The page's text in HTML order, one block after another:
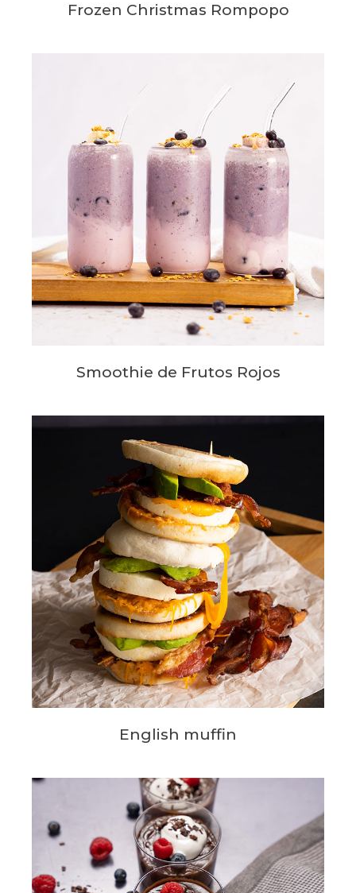
Frozen Christmas Rompopo
Smoothie de Frutos Rojos
English muffin